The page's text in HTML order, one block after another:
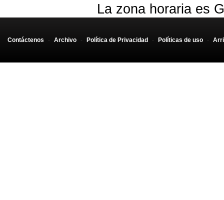
La zona horaria es
Contáctenos - Archivo - Política de Privacidad - Políticas de uso -